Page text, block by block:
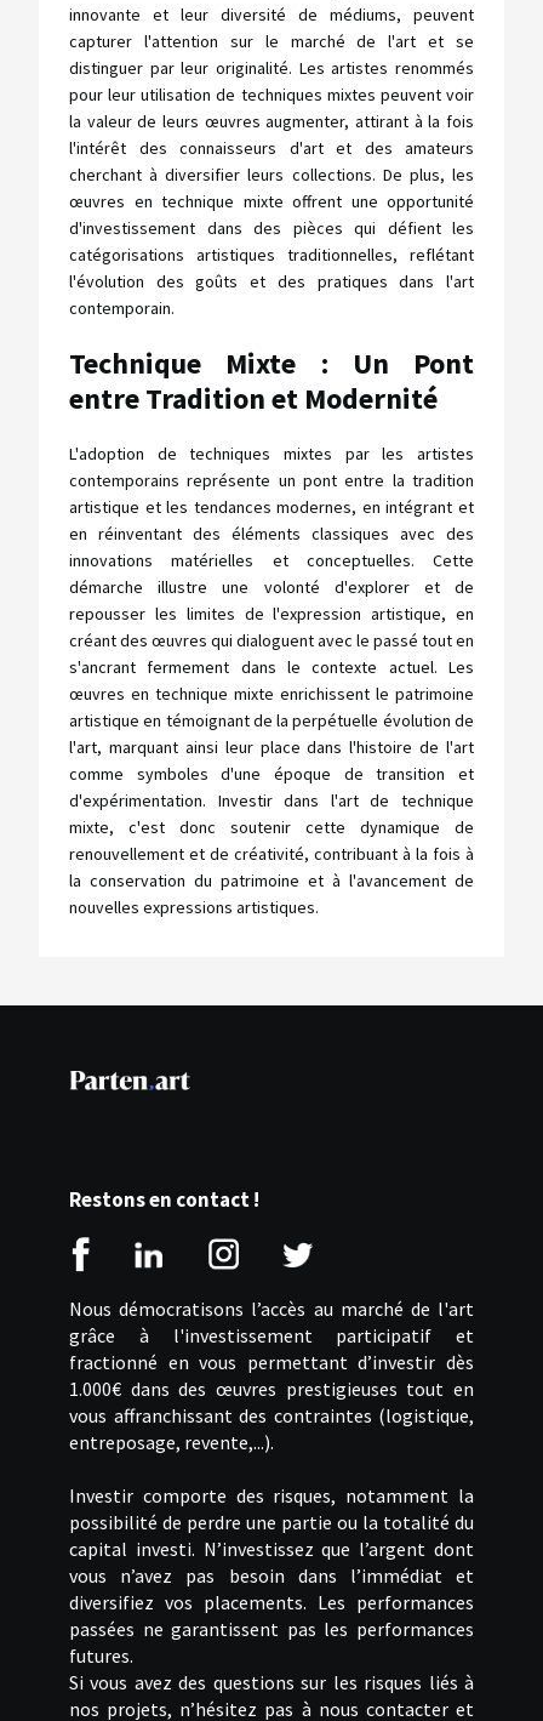
innovante et leur diversité de médiums, peuvent
capturer l'attention sur le marché de l'art et se
distinguer par leur originalité. Les artistes renommés
pour leur utilisation de techniques mixtes peuvent voir
la valeur de leurs œuvres augmenter, attirant à la fois
l'intérêt des connaisseurs d'art et des amateurs
cherchant à diversifier leurs collections. De plus, les
œuvres en technique mixte offrent une opportunité
d'investissement dans des pièces qui défient les
catégorisations artistiques traditionnelles, reflétant
l'évolution des goûts et des pratiques dans l'art
contemporain.
Technique Mixte : Un Pont
entre Tradition et Modernité
L'adoption de techniques mixtes par les artistes
contemporains représente un pont entre la tradition
artistique et les tendances modernes, en intégrant et
en réinventant des éléments classiques avec des
innovations matérielles et conceptuelles. Cette
démarche illustre une volonté d'explorer et de
repousser les limites de l'expression artistique, en
créant des œuvres qui dialoguent avec le passé tout en
s'ancrant fermement dans le contexte actuel. Les
œuvres en technique mixte enrichissent le patrimoine
artistique en témoignant de la perpétuelle évolution de
l'art, marquant ainsi leur place dans l'histoire de l'art
comme symboles d'une époque de transition et
d'expérimentation. Investir dans l'art de technique
mixte, c'est donc soutenir cette dynamique de
renouvellement et de créativité, contribuant à la fois à
la conservation du patrimoine et à l'avancement de
nouvelles expressions artistiques.
Restons en contact !
Nous démocratisons l’accès au marché de l'art
grâce à l'investissement participatif et
fractionné en vous permettant d’investir dès
1.000€ dans des œuvres prestigieuses tout en
vous affranchissant des contraintes (logistique,
entreposage, revente,...).
Investir comporte des risques, notamment la
possibilité de perdre une partie ou la totalité du
capital investi. N’investissez que l’argent dont
vous n’avez pas besoin dans l’immédiat et
diversifiez vos placements. Les performances
passées ne garantissent pas les performances
futures.
Si vous avez des questions sur les risques liés à
nos projets, n’hésitez pas à nous contacter et